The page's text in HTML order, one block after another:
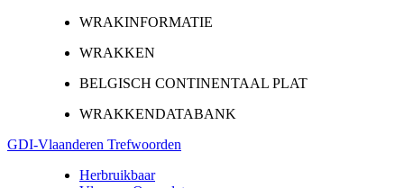
WRAKINFORMATIE
WRAKKEN
BELGISCH CONTINENTAAL PLAT
WRAKKENDATABANK
GDI-Vlaanderen Trefwoorden
Herbruikbaar